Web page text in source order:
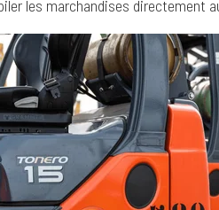
les marchandises directement